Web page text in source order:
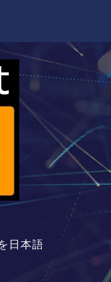
日本語